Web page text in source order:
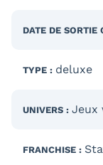
DATE DE SORTIE
TYPE : deluxe
UNIVERS : Jeux
FRANCHISE :